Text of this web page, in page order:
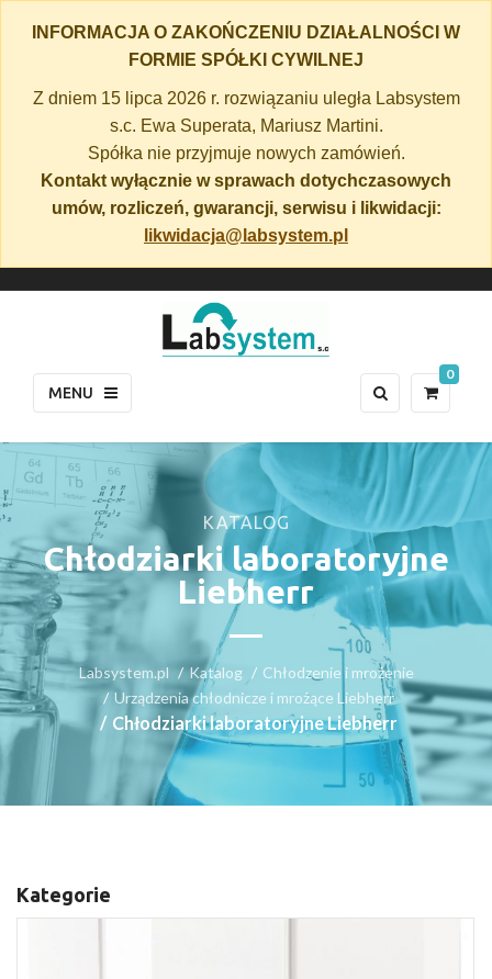
INFORMACJA O ZAKOŃCZENIU DZIAŁALNOŚCI W
FORMIE SPÓŁKI CYWILNEJ
Z dniem 15 lipca 2026 r. rozwiązaniu uległa Labsystem
s.c. Ewa Superata, Mariusz Martini.
Spółka nie przyjmuje nowych zamówień.
Kontakt wyłącznie w sprawach dotychczasowych
umów, rozliczeń, gwarancji, serwisu i likwidacji:
likwidacja@labsystem.pl
0
MENU
KATALOG
Chłodziarki laboratoryjne
Liebherr
Labsystem.pl Katalog
Chłodzenie i mrożenie
Urządzenia chłodnicze i mrożące Liebherr
Chłodziarki laboratoryjne Liebherr
Kategorie